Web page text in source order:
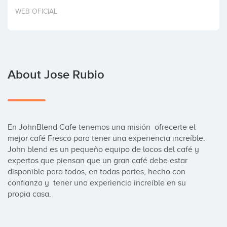
Invest
WEB OFICIAL
About Jose Rubio
En JohnBlend Cafe tenemos una misión  ofrecerte el
mejor café Fresco para tener una experiencia increíble.
John blend es un pequeño equipo de locos del café y
expertos que piensan que un gran café debe estar
disponible para todos, en todas partes, hecho con
confianza y  tener una experiencia increíble en su
propia casa.